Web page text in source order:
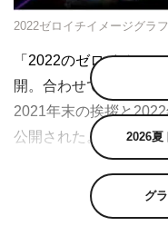
2022ゼロイチイメージグラ
「2022のゼロイチフ
開。合わせて、ゼロイ
2021年末の挨拶と
公開された。
桃月なしこやアンジェ
る芸能事務所・ゼロイ
2026夏
グ